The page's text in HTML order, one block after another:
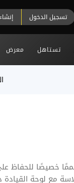
تسجيل الدخول
تستاهل معرض
خصيصًا للحفاظ
مع لوحة القيادة